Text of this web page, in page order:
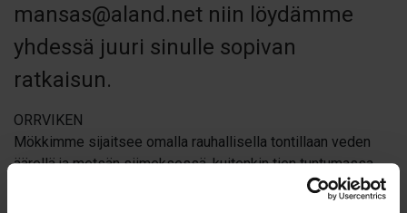
mansas@aland.net niin löydämme
yhdessä juuri sinulle sopivan
ratkaisun.
ORRVIKEN
Mökkimme sijaitsee omalla rauhallisella tontillaan veden
äärellä ja metsän siimeksessä, kuitenkin tien tuntumassa.
Mökissä on avoin olohuone-keittiö, 2 makuuhuonetta (5